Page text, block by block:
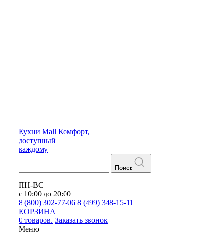
Кухни Mall Комфорт,
доступный
каждому
Поиск
ПН-ВС
с 10:00 до 20:00
8 (800) 302-77-06 8 (499) 348-15-11
КОРЗИНА
0 товаров. Заказать звонок
Меню